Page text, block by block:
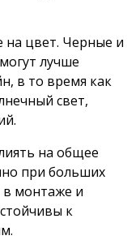
на цвет. Черные и
лучше
в то время как
свет,
на общее
при больших
в монтаже и
к